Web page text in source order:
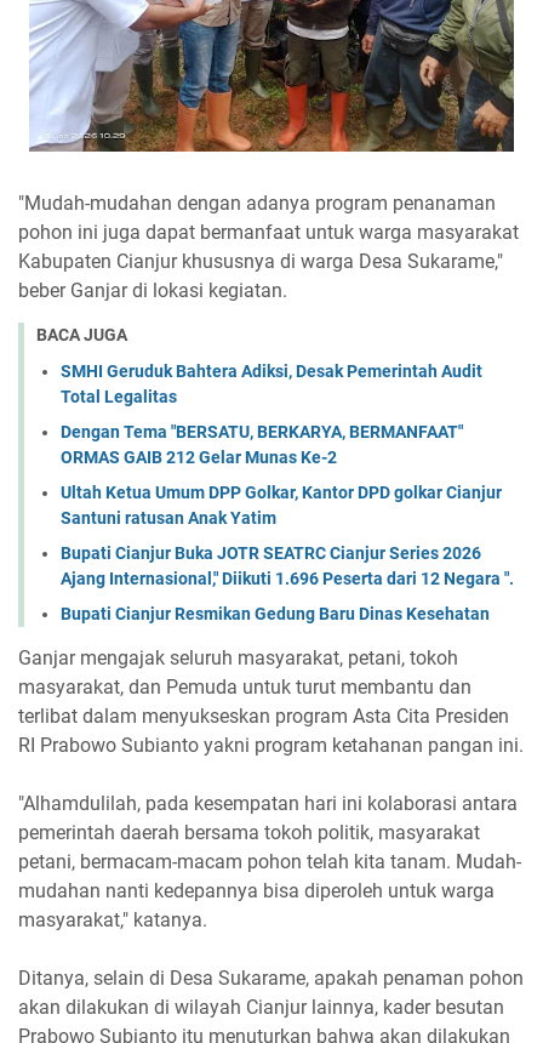
"Mudah-mudahan dengan adanya program penanaman
pohon ini juga dapat bermanfaat untuk warga masyarakat
Kabupaten Cianjur khususnya di warga Desa Sukarame,"
beber Ganjar di lokasi kegiatan.
BACA JUGA
SMHI Geruduk Bahtera Adiksi, Desak Pemerintah Audit
Total Legalitas
Dengan Tema "BERSATU, BERKARYA, BERMANFAAT"
ORMAS GAIB 212 Gelar Munas Ke-2
Ultah Ketua Umum DPP Golkar, Kantor DPD golkar Cianjur
Santuni ratusan Anak Yatim
Bupati Cianjur Buka JOTR SEATRC Cianjur Series 2026
Ajang Internasional," Diikuti 1.696 Peserta dari 12 Negara ".
Bupati Cianjur Resmikan Gedung Baru Dinas Kesehatan
Ganjar mengajak seluruh masyarakat, petani, tokoh
masyarakat, dan Pemuda untuk turut membantu dan
terlibat dalam menyukseskan program Asta Cita Presiden
RI Prabowo Subianto yakni program ketahanan pangan ini.
"Alhamdulilah, pada kesempatan hari ini kolaborasi antara
pemerintah daerah bersama tokoh politik, masyarakat
petani, bermacam-macam pohon telah kita tanam. Mudah-
mudahan nanti kedepannya bisa diperoleh untuk warga
masyarakat," katanya.
Ditanya, selain di Desa Sukarame, apakah penaman pohon
akan dilakukan di wilayah Cianjur lainnya, kader besutan
Prabowo Subianto itu menuturkan bahwa akan dilakukan